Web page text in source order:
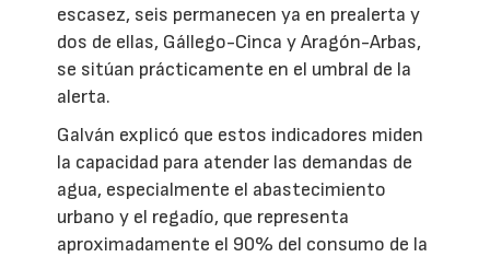
escasez, seis permanecen ya en prealerta y
dos de ellas, Gállego-Cinca y Aragón-Arbas,
se sitúan prácticamente en el umbral de la
alerta.
Galván explicó que estos indicadores miden
la capacidad para atender las demandas de
agua, especialmente el abastecimiento
urbano y el regadío, que representa
aproximadamente el 90% del consumo de la